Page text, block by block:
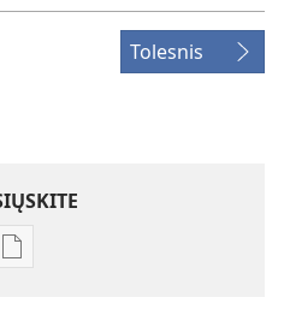
Tolesnis
Skaitmeninių